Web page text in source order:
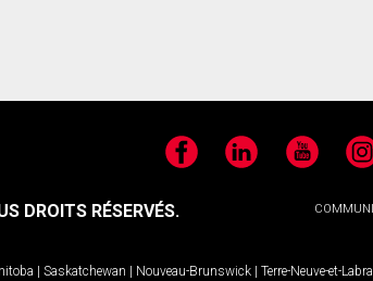
FacebookLinkedIn YouTube
DROITS RÉSERVÉS.
| Saskatchewan | Nouveau-Brunswick | Terre-Neuve-et-